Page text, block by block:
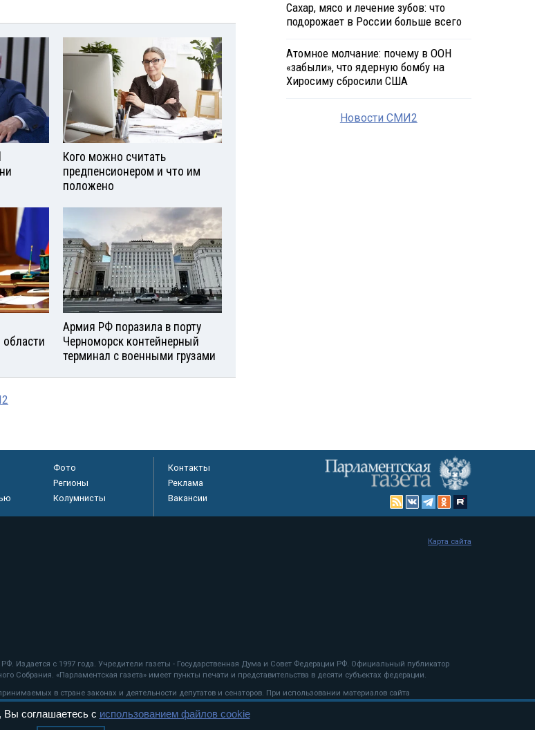
Кого можно считать
предпенсионером и что им
положено
Армия РФ поразила в порту
Черноморск контейнерный
терминал с военными грузами
Сахар, мясо и лечение зубов: что
подорожает в России больше всего
Атомное молчание: почему в ООН
«забыли», что ядерную бомбу на
Хиросиму сбросили США
Новости СМИ2
Фото
Регионы
Колумнисты
Контакты
Реклама
Вакансии
Издается с 1997 года. Учредители газеты - Государственная Дума и Совет Федерации РФ. Официальный публикатор
Собрания. «Парламентская газета» имеет пункты печати и представительства в десяти субъектах федерации.
в стране законах и деятельности депутатов и сенаторов. При использовании материалов сайта
Карта сайта
Вы соглашаетесь с использованием файлов cookie